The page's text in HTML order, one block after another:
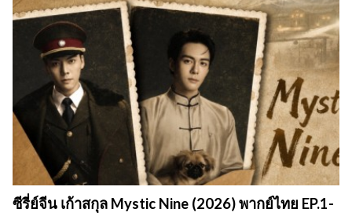
ซีรี่ย์จีน เก้าสกุล Mystic Nine (2026) พากย์ไทย EP.1-